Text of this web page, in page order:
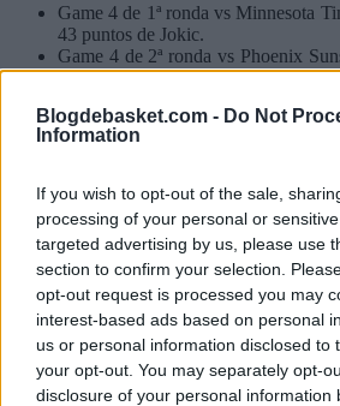
Blogdebasket.com - Do Not
Information
If you wish to opt-out of the sale,
processing of your personal or
targeted advertising by us, please use
section to confirm your selection.
opt-out request is processed you may
interest-based ads based on personal
us or personal information disclosed to
your opt-out. You may separately opt-
disclosure of your personal information
Game 4 de 1ª ronda vs Minnesota
43 puntos de Jokic.
Game 4 de 2ª ronda vs Phoenix
de Jokic.
Game 2 de las Finales vs Miami
de Jokic.